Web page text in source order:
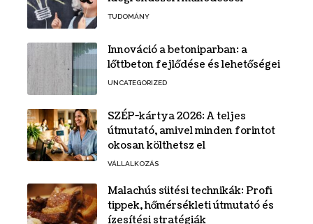
TUDOMÁNY
Innováció a betoniparban: a
lőttbeton fejlődése és lehetőségei
UNCATEGORIZED
SZÉP-kártya 2026: A teljes
útmutató, amivel minden forintot
okosan költhetsz el
VÁLLALKOZÁS
Malachús sütési technikák: Profi
tippek, hőmérsékleti útmutató és
ízesítési stratégiák